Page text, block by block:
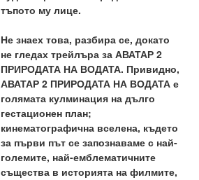
тъпото му лице.
Не знаех това, разбира се, докато
не гледах трейлъра за АВАТАР 2
ПРИРОДАТА НА ВОДАТА. Привидно,
АВАТАР 2 ПРИРОДАТА НА ВОДАТА е
голямата кулминация на дълго
гестационен план;
кинематографична вселена, където
за първи път се запознаваме с най-
големите, най-емблематичните
същества в историята на филмите,